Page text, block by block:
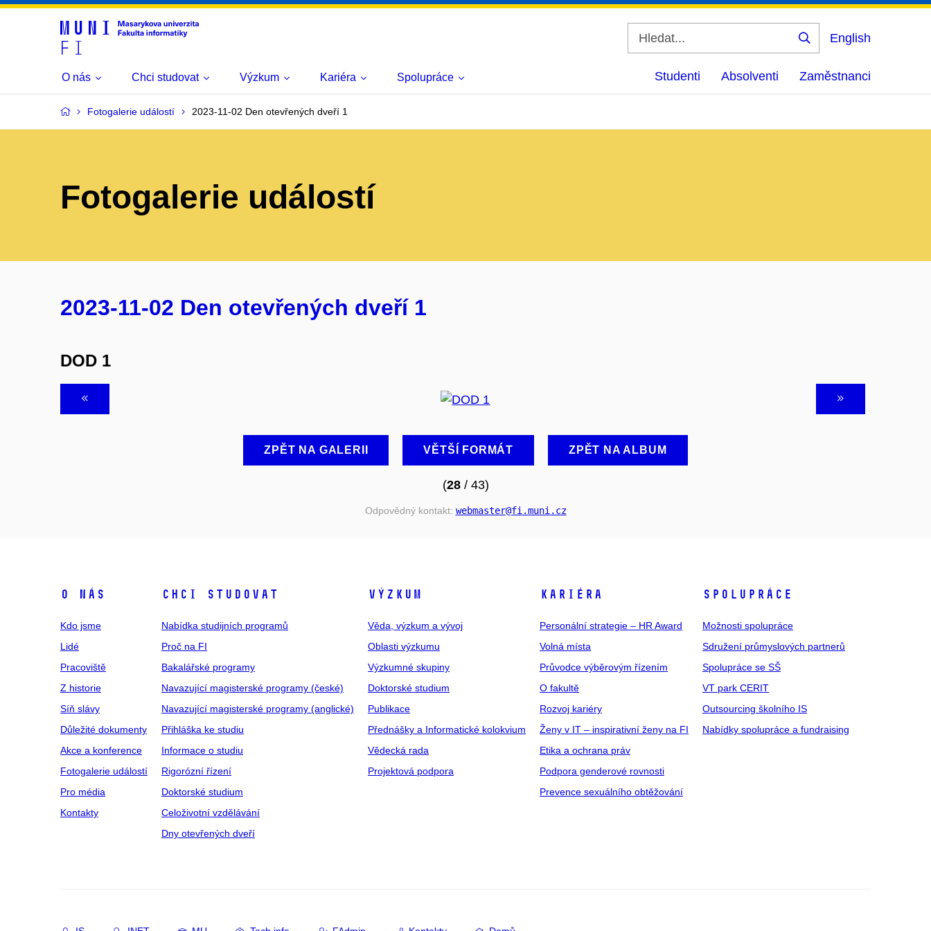
Vyhledat
English
O nás Chci studovat Výzkum Kariéra Spolupráce Studenti Absolventi Zaměstnanci
Fotogalerie událostí 2023-11-02 Den otevřených dveří 1
Fotogalerie událostí
2023-11-02 Den otevřených dveří 1
DOD 1
ZPĚT NA GALERII VĚTŠÍ FORMÁT ZPĚT NA ALBUM
(28/ 43)
Odpovědný kontakt: webmaster@fi .muni .cz
O NÁS
Kdo jsme
Lidé
Pracoviště
Z historie
Síň slávy
Důležité dokumenty
Akce a konference
Fotogalerie událostí
Pro média
Kontakty
CHCI STUDOVAT
Nabídka studijních programů
Proč na FI
Bakalářské programy
Navazující magisterské programy (české)
Navazující magisterské programy (anglické)
Přihláška ke studiu
Informace o studiu
Rigorózní řízení
Doktorské studium
Celoživotní vzdělávání
Dny otevřených dveří
VÝZKUM
Věda, výzkum a vývoj
Oblasti výzkumu
Výzkumné skupiny
Doktorské studium
Publikace
Přednášky a Informatické kolokvium
Vědecká rada
Projektová podpora
KARIÉRA
Personální strategie – HR Award
Volná místa
Průvodce výběrovým řízením
O fakultě
Rozvoj kariéry
Ženy v IT – inspirativní ženy na FI
Etika a ochrana práv
Podpora genderové rovnosti
Prevence sexuálního obtěžování
SPOLUPRÁCE
Možnosti spolupráce
Sdružení průmyslových partnerů
Spolupráce se SŠ
VT park CERIT
Outsourcing školního IS
Nabídky spolupráce a fundraising